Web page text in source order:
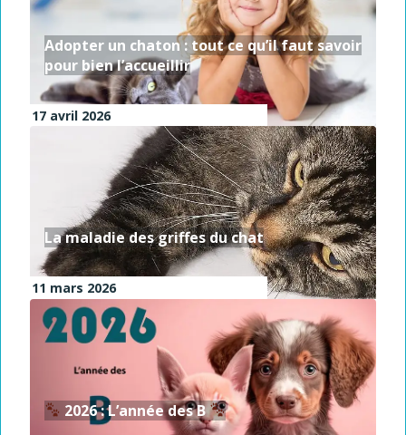
Adopter un chaton : tout ce qu’il faut savoir
pour bien l’accueillir
17 avril 2026
La maladie des griffes du chat
11 mars 2026
2026 : L’année des B